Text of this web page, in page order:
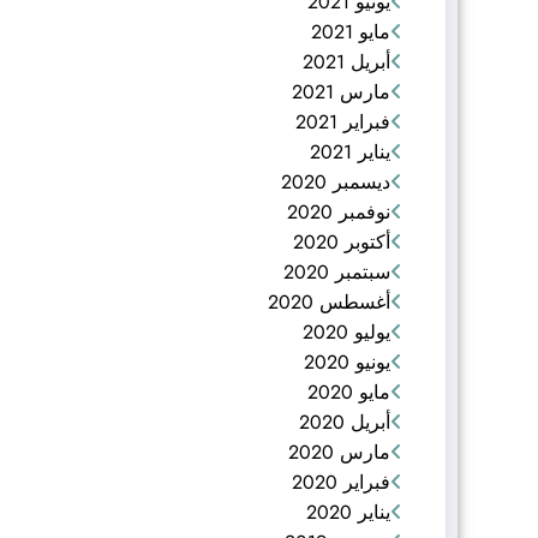
مايو 2021
أبريل 2021
مارس 2021
فبراير 2021
يناير 2021
ديسمبر 2020
نوفمبر 2020
أكتوبر 2020
سبتمبر 2020
أغسطس 2020
يوليو 2020
يونيو 2020
مايو 2020
أبريل 2020
مارس 2020
فبراير 2020
يناير 2020